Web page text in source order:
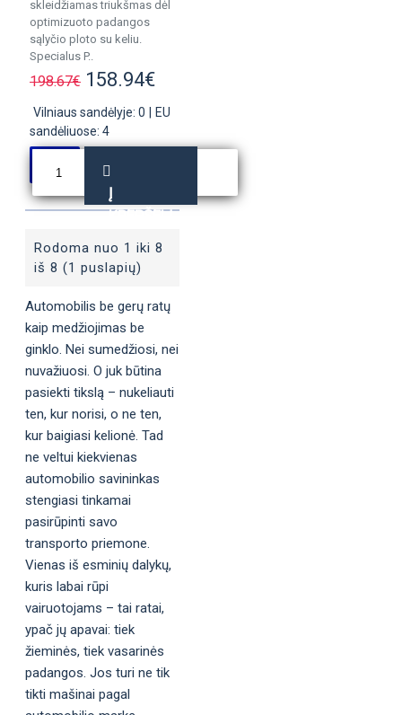
skleidžiamas triukšmas dėl
optimizuoto padangos
sąlyčio ploto su keliu.
Specialus P..
198.67€ 158.94€
Vilniaus sandėlyje: 0
EU
sandėliuose: 4
Į
KREPŠELĮ
Rodoma nuo 1 iki 8
iš 8 (1 puslapių)
Automobilis be gerų ratų
kaip medžiojimas be
ginklo. Nei sumedžiosi, nei
nuvažiuosi. O juk būtina
pasiekti tikslą – nukeliauti
ten, kur norisi, o ne ten,
kur baigiasi kelionė. Tad
ne veltui kiekvienas
automobilio savininkas
stengiasi tinkamai
pasirūpinti savo
transporto priemone.
Vienas iš esminių dalykų,
kuris labai rūpi
vairuotojams – tai ratai,
ypač jų apavai: tiek
žieminės, tiek vasarinės
padangos. Jos turi ne tik
tikti mašinai pagal